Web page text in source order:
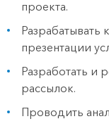
проекта.
презентации
Разработать и
рассылок.
Проводить